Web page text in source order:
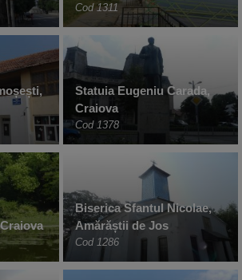
Cod 1311
Statuia Eugeniu Carada,
Craiova
Cod 1378
Biserica Sfantul Nicolae,
Amărăștii de Jos
Cod 1286